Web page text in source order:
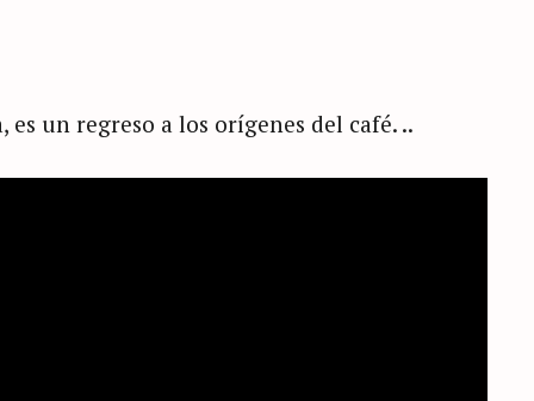
un regreso a los orígenes del café. ..